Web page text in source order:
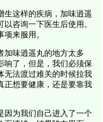
生这样的疾病，加味逍遥
咨询一下医生后使用。
来服用。
加味逍遥丸的地方太多
响了，但是，我们必须保
无法渡过难关的时候拉我
正想要健康，还是要靠我
因为我们自己进入了一个